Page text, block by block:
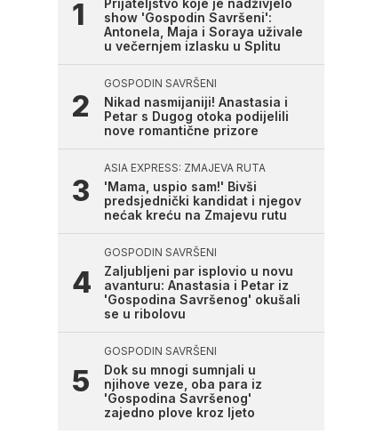
Prijateljstvo koje je nadživjelo
show 'Gospodin Savršeni':
Antonela, Maja i Soraya uživale
u večernjem izlasku u Splitu
GOSPODIN SAVRŠENI
Nikad nasmijaniji! Anastasia i
Petar s Dugog otoka podijelili
nove romantične prizore
ASIA EXPRESS: ZMAJEVA RUTA
'Mama, uspio sam!' Bivši
predsjednički kandidat i njegov
nećak kreću na Zmajevu rutu
GOSPODIN SAVRŠENI
Zaljubljeni par isplovio u novu
avanturu: Anastasia i Petar iz
'Gospodina Savršenog' okušali
se u ribolovu
GOSPODIN SAVRŠENI
Dok su mnogi sumnjali u
njihove veze, oba para iz
'Gospodina Savršenog'
zajedno plove kroz ljeto